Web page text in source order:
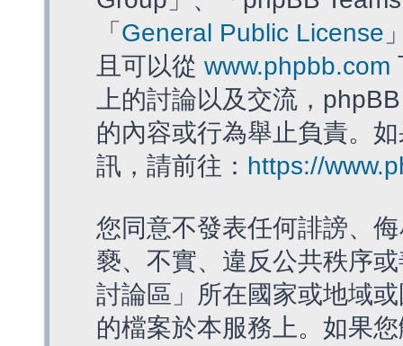
「 General Public License
且可以從 www.phpbb.com
上的討論以及交流，
的內容或行為舉止負責。
訊，請前往： https://
您同意不發表任何誹謗、
褻、不實、違反公共秩序
討論區」所在國家或地域
的檔案於本服務上。如果